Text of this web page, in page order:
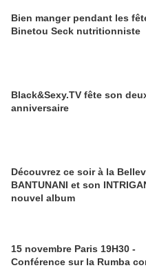
Bien manger pendant les
Binetou Seck nutritionniste
Black&Sexy.TV fête son
anniversaire
Découvrez ce soir à la
BANTUNANI et son
nouvel album
15 novembre Paris 19H30 -
Conférence sur la Rumba